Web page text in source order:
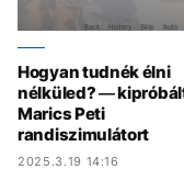
Hogyan tudnék élni
nélküled? —
Marics Peti
randiszimulátort
2025.3.19 14:16